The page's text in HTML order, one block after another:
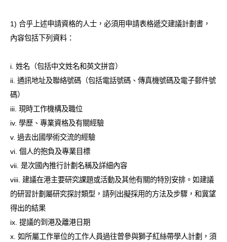
1) 合乎上述申請資格的人士，必須用申請表格遞交建議計劃書，
內容包括下列資料：
i. 姓名（包括中文姓名和英文拼音）
ii. 通訊地址及聯絡號碼（包括電話號碼、傳真機號碼及電子郵件號
碼）
iii. 現時工作機構及職位
iv. 學歷、專業資格及有關經驗
v. 過去出國學術交流的經驗
vi. 個人的抱負及專業目標
vii. 是次國內推行計劃名稱及詳細內容
viii. 建議在港主要研究課題或活動及其他有關的特別安排。如建議
的研習計劃屬研究探討類型，請列出擬採用的方法及步驟，和冀望
得出的結果
ix. 提議的到港及離港日期
x. 如所屬工作單位的工作人員過往曾參與獅子紅絲帶學人計劃，須